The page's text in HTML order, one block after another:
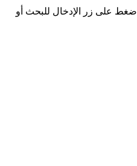
اضغط على زر الإدخال للبحث أو